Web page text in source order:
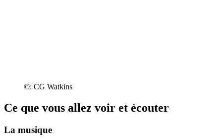
©: CG Watkins
Ce que vous allez voir et écouter
La musique